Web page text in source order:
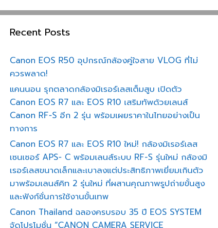
Recent Posts
Canon EOS R50 อุปกรณ์กล้องคู่ใจสาย VLOG ที่ไม่
ควรพลาด!
แคนนอน รุกตลาดกล้องมิเรอร์เลสเต็มสูบ เปิดตัว
Canon EOS R7 และ EOS R10 เสริมทัพด้วยเลนส์
Canon RF-S อีก 2 รุ่น พร้อมเผยราคาในไทยอย่างเป็น
ทางการ
Canon EOS R7 และ EOS R10 ใหม่! กล้องมิเรอร์เลส
เซนเซอร์ APS- C พร้อมเลนส์ระบบ RF-S รุ่นใหม่ กล้องมิ
เรอร์เลสขนาดเล็กและเบาลงแต่ประสิทธิภาพเยี่ยมเกินตัว
มาพร้อมเลนส์คิท 2 รุ่นใหม่ ที่ผสานคุณภาพรูปถ่ายขั้นสูง
และฟังก์ชั่นการใช้งานขั้นเทพ
Canon Thailand ฉลองครบรอบ 35 ปี EOS SYSTEM
จัดโปรโมชั่น “CANON CAMERA SERVICE